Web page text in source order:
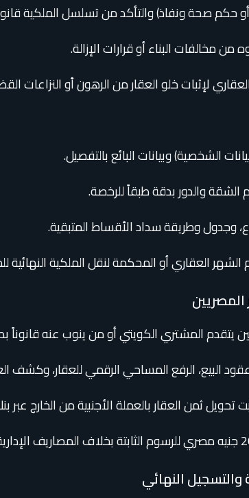
حكم صحة ونفاذ) والتأكد من تسلسل الملكية
مخالفات البناء أو قرارات الإزالة.
لإثبات خلو العقار من الرهون أو النزاعات
الشخصية) وبيانات البائع بالتفصيل.
والدور بدقة طبقاً للرخصة.
وجدول وطريقة سداد الأقساط المتبقية.
العقاري أو المحكمة لنقل الملكية النهائية
يتقدم المشتري الكويتي أو من ينوب عنه
البيع، الرفع المساحي الرقمي للعقار، وكشف
تحويل ثمن العقار بالعملة الأجنبية من الخارج
النهائي